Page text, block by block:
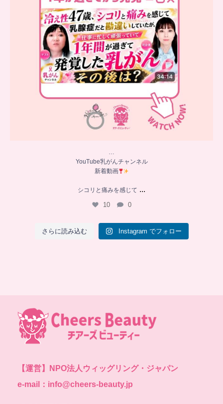
…
YouTube乳がんチャンネル
新着動画
シコリと痛みを感じて ...
10 0
さらに読み込む Instagram でフォロー
【運営】
NPO法人ウィッグリング・ジャパン
e-mail：info@cheers-beauty.jp